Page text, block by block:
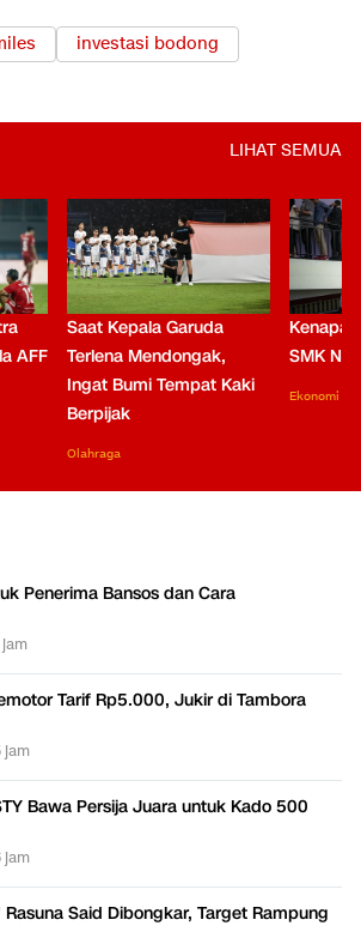
investasi bodong
LIHAT SEMUA
AFF
Saat Kepala Garuda
Terlena Mendongak,
Ingat Bumi Tempat Kaki
Berpijak
Olahraga
Kenapa
SMK
Ekonomi
Penerima Bansos dan Cara
Tarif Rp5.000, Jukir di Tambora
jam
Bawa Persija Juara untuk Kado 500
jam
Said Dibongkar, Target Rampung